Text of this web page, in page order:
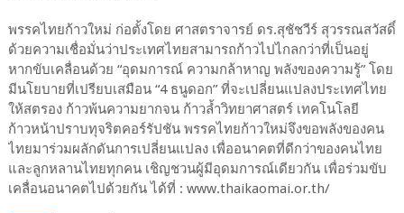
พรรคไทยก้าวใหม่ ก่อตั้งโดย ศาสตราจารย์ ดร.สุชัชวีร์ สุวรรณสวัสดิ์
ด้วยความเชื่อมั่นว่าประเทศไทยสามารถก้าวไปไกลกว่าที่เป็นอยู่
หากขับเคลื่อนด้วย “อุดมการณ์ ความกล้าหาญ พลังของความรู้” โดย
มีนโยบายที่เปรียบเสมือน “4 ธนูดอก” ที่จะเปลี่ยนแปลงประเทศไทย
ให้สตรอง ก้าวพ้นความยากจน ก้าวล้ำวิทยาศาสตร์ เทคโนโลยี
ก้าวหน้าปราบทุจริตคอร์รัปชัน พรรคไทยก้าวใหม่จึงขอพลังของคน
ไทยมาร่วมผลักดันการเปลี่ยนแปลง เพื่ออนาคตที่ดีกว่าของคนไทย
และลูกหลานไทยทุกคน เชิญชวนผู้มีอุดมการณ์เดียวกัน เพื่อร่วมขับ
เคลื่อนอนาคตไปด้วยกัน ได้ที่ : www.thaikaomai.or.th/